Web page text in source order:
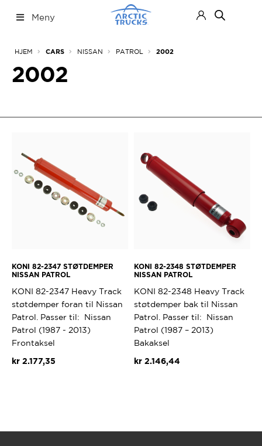
til
til
Meny
HJEM CARS NISSAN PATROL 2002
2002
KONI 82-2347 STØTDEMPER
NISSAN PATROL
KONI 82-2347 Heavy Track
støtdemper foran til Nissan
Patrol. Passer til: Nissan
Patrol (1987 - 2013)
Frontaksel
kr2.177,35
KONI 82-2348 STØTDEMPER
NISSAN PATROL
KONI 82-2348 Heavy Track
støtdemper bak til Nissan
Patrol. Passer til: Nissan
Patrol (1987 – 2013)
Bakaksel
kr 2.146,44